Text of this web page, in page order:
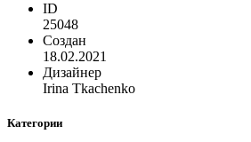
ID
25048
Создан
18.02.2021
Дизайнер
Irina Tkachenko
Категории